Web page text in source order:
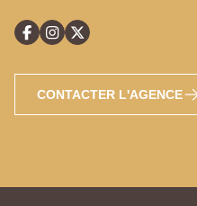
CONTACTER L'AGENCE